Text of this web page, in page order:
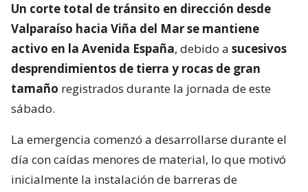
Un corte total de tránsito en dirección desde
Valparaíso hacia Viña del Mar se mantiene
activo en la Avenida España, debido a sucesivos
desprendimientos de tierra y rocas de gran
tamaño registrados durante la jornada de este
sábado.
La emergencia comenzó a desarrollarse durante el
día con caídas menores de material, lo que motivó
inicialmente la instalación de barreras de